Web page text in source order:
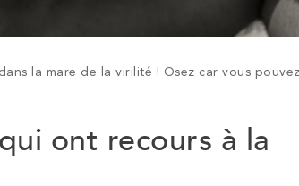
la mare de la virilité ! Osez car vous
ont recours à la